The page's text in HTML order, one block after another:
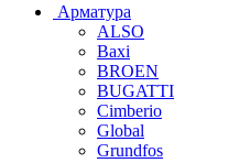
Арматура
ALSO
Baxi
BROEN
BUGATTI
Cimberio
Global
Grundfos